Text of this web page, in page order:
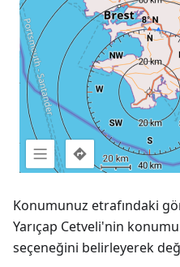
Konumunuz etrafındaki
Yarıçap Cetveli'nin
seçeneğini belirleyerek